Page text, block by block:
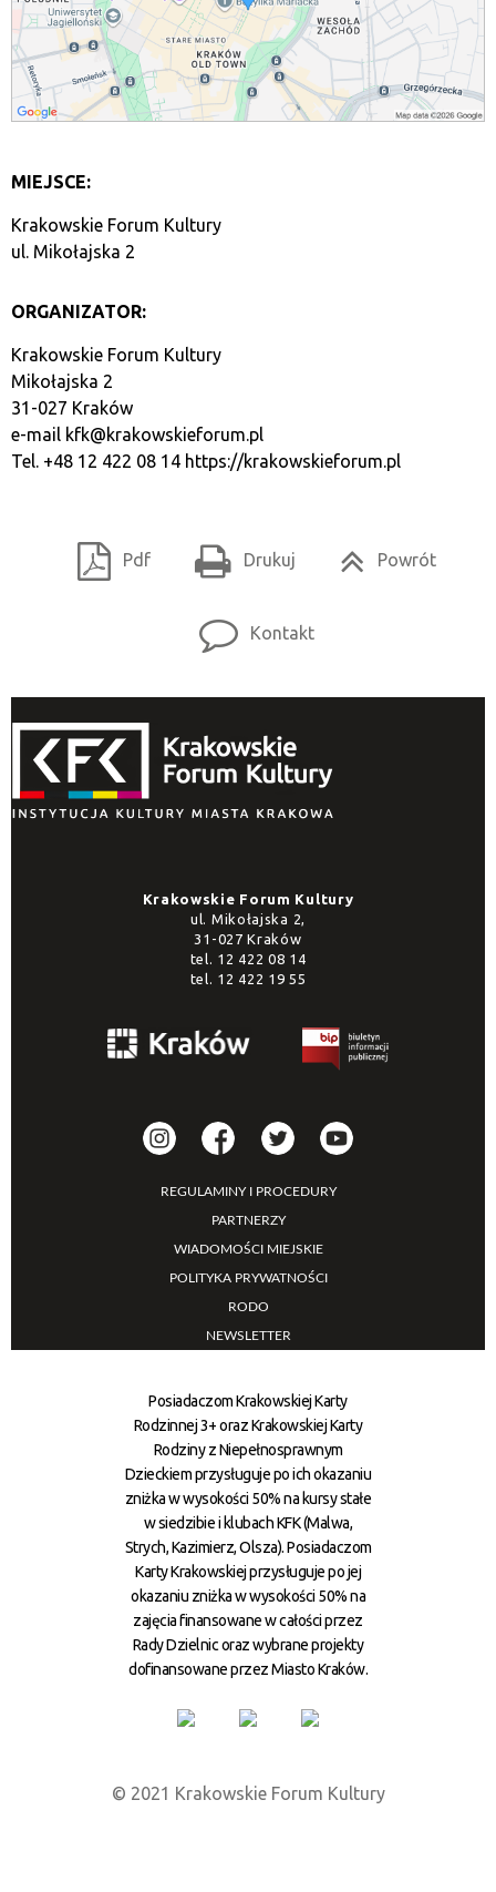
MIEJSCE:
Krakowskie Forum Kultury
ul. Mikołajska 2
ORGANIZATOR:
Krakowskie Forum Kultury
Mikołajska 2
31-027 Kraków
e-mail kfk@krakowskieforum.pl
Tel. +48 12 422 08 14 https://krakowskieforum.pl
Pdf Drukuj Powrót
Kontakt
Krakowskie Forum Kultury
ul. Mikołajska 2,
31-027 Kraków
tel. 12 422 08 14
tel. 12 422 19 55
REGULAMINY I PROCEDURY
PARTNERZY
WIADOMOŚCI MIEJSKIE
POLITYKA PRYWATNOŚCI
RODO
NEWSLETTER
Posiadaczom Krakowskiej Karty
Rodzinnej 3+ oraz Krakowskiej Karty
Rodziny z Niepełnosprawnym
Dzieckiem przysługuje po ich okazaniu
zniżka w wysokości 50% na kursy stałe
w siedzibie i klubach KFK (Malwa,
Strych, Kazimierz, Olsza). Posiadaczom
Karty Krakowskiej przysługuje po jej
okazaniu zniżka w wysokości 50% na
zajęcia finansowane w całości przez
Rady Dzielnic oraz wybrane projekty
dofinansowane przez Miasto Kraków.
© 2021 Krakowskie Forum Kultury